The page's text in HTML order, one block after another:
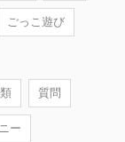
ごっこ遊び
質問
ー